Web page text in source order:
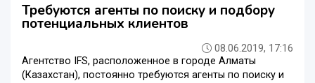
Требуются агенты по поиску и подбору
потенциальных клиентов
08.06.2019, 17:16
Агентство IFS, расположенное в городе Алматы
(Казахстан), постоянно требуются агенты по поиску и